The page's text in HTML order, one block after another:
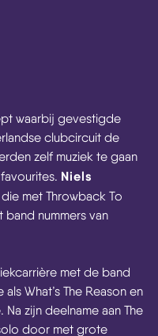
waarbij gevestigde
clubcircuit de
zelf muziek te gaan
Niels
met Throwback To
nummers van
met de band
What’s The Reason en
zijn deelname aan The
door met grote